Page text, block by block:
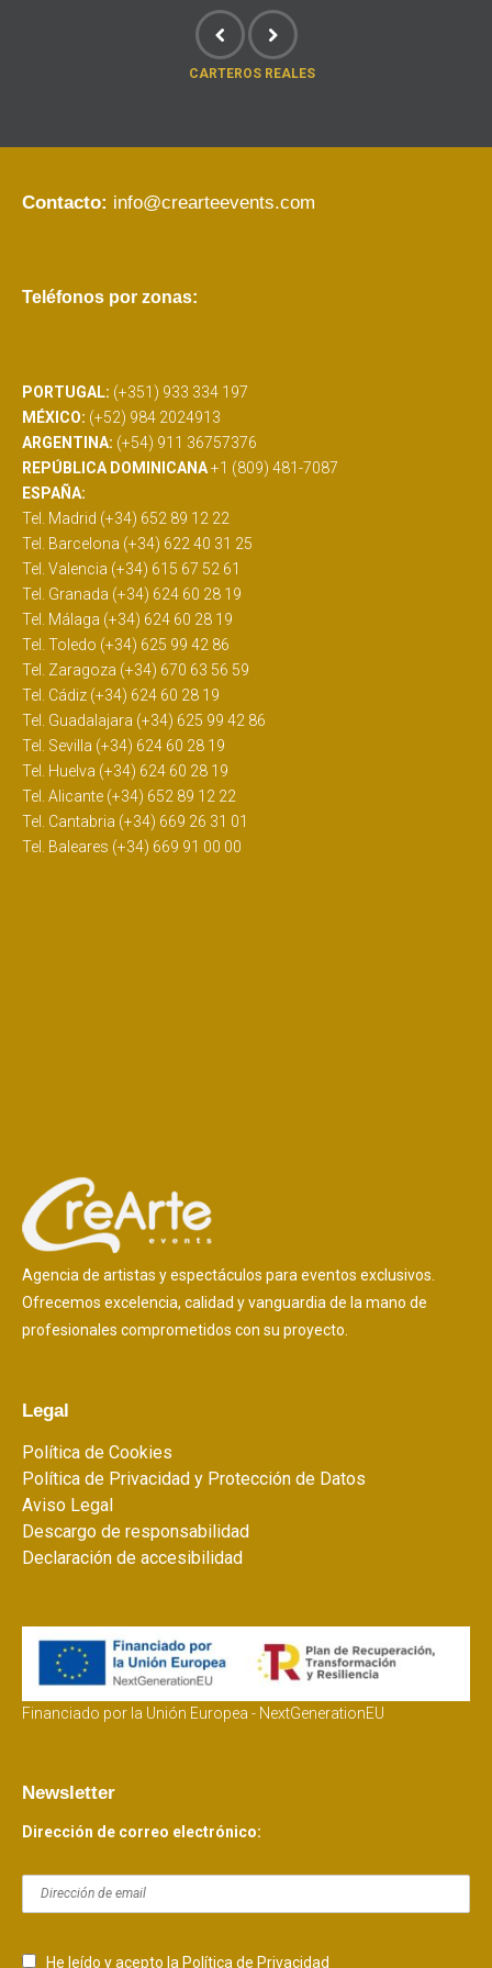
CARTEROS REALES
Contacto: info@crearteevents.com
Teléfonos por zonas:
PORTUGAL: (+351) 933 334 197
MÉXICO: (+52) 984 2024913
ARGENTINA: (+54) 911 36757376
REPÚBLICA DOMINICANA+1 (809) 481-7087
ESPAÑA:
Tel. Madrid (+34) 652 89 12 22
Tel. Barcelona (+34) 622 40 31 25
Tel. Valencia (+34) 615 67 52 61
Tel. Granada (+34) 624 60 28 19
Tel. Málaga (+34) 624 60 28 19
Tel. Toledo (+34) 625 99 42 86
Tel. Zaragoza (+34) 670 63 56 59
Tel. Cádiz (+34) 624 60 28 19
Tel. Guadalajara (+34) 625 99 42 86
Tel. Sevilla (+34) 624 60 28 19
Tel. Huelva (+34) 624 60 28 19
Tel. Alicante (+34) 652 89 12 22
Tel. Cantabria (+34) 669 26 31 01
Tel. Baleares (+34) 669 91 00 00
Agencia de artistas y espectáculos para eventos exclusivos.
Ofrecemos excelencia, calidad y vanguardia de la mano de
profesionales comprometidos con su proyecto.
Legal
Política de Cookies
Política de Privacidad y Protección de Datos
Aviso Legal
Descargo de responsabilidad
Declaración de accesibilidad
Financiado por la Unión Europea - NextGenerationEU
Newsletter
Dirección de correo electrónico:
He leído y acepto la Política de Privacidad